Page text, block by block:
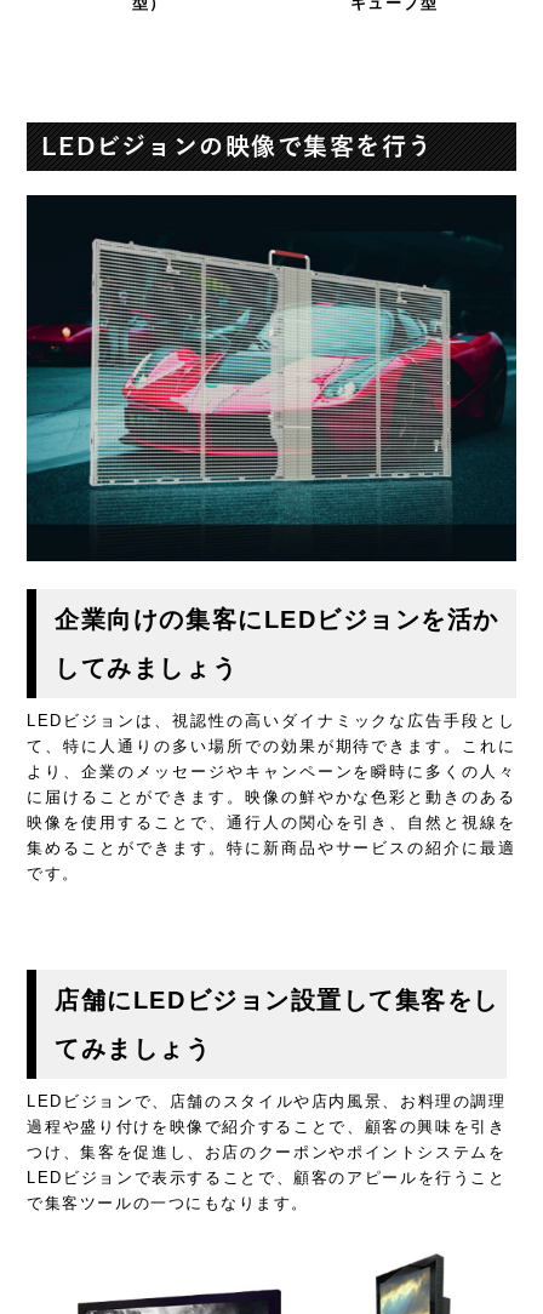
LEDビジョンの映像で集客を行う
企業向けの集客にLEDビジョンを活か
してみましょう
LEDビジョンは、視認性の高いダイナミックな広告手段とし
て、特に人通りの多い場所での効果が期待できます。これに
より、企業のメッセージやキャンペーンを瞬時に多くの人々
に届けることができます。映像の鮮やかな色彩と動きのある
映像を使用することで、通行人の関心を引き、自然と視線を
集めることができます。特に新商品やサービスの紹介に最適
です。
店舗にLEDビジョン設置して集客をし
てみましょう
LEDビジョンで、店舗のスタイルや店内風景、お料理の調理
過程や盛り付けを映像で紹介することで、顧客の興味を引き
つけ、集客を促進し、お店のクーポンやポイントシステムを
LEDビジョンで表示することで、顧客のアピールを行うこと
で集客ツールの一つにもなります。